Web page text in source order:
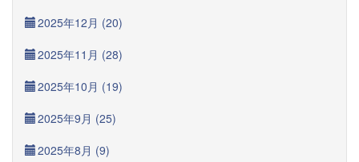
2025年12月 (20)
2025年11月 (28)
2025年10月 (19)
2025年9月 (25)
2025年8月 (9)